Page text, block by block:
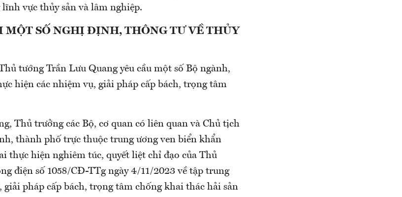
vực thủy sản và lâm nghiệp.
MỘT SỐ NGHỊ ĐỊNH, THÔNG TƯ VỀ THỦY
tướng Trần Lưu Quang yêu cầu một số Bộ ngành,
hiện các nhiệm vụ, giải pháp cấp bách, trọng tâm
Thủ trưởng các Bộ, cơ quan có liên quan và Chủ tịch
thành phố trực thuộc trung ương ven biển khẩn
thực hiện nghiêm túc, quyết liệt chỉ đạo của Thủ
điện số 1058/CĐ-TTg ngày 4/11/2023 về tập trung
giải pháp cấp bách, trọng tâm chống khai thác hải sản